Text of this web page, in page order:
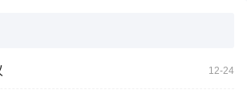
12-24